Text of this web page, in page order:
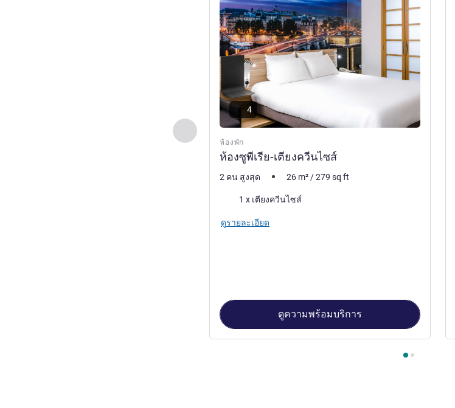
ก่อนหน้า - ห้องพัก
ห้องพัก
ห้องซูพีเรีย-เตียงควีนไซส์
4
2 คน สูงสุด 26 m² /279 sq ft
เครื่องนอน
1 x เตียงควีนไซส์
ดูรายละเอียด
ดูความพร้อมบริการ